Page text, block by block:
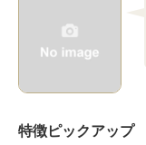
特徴ピックアップ